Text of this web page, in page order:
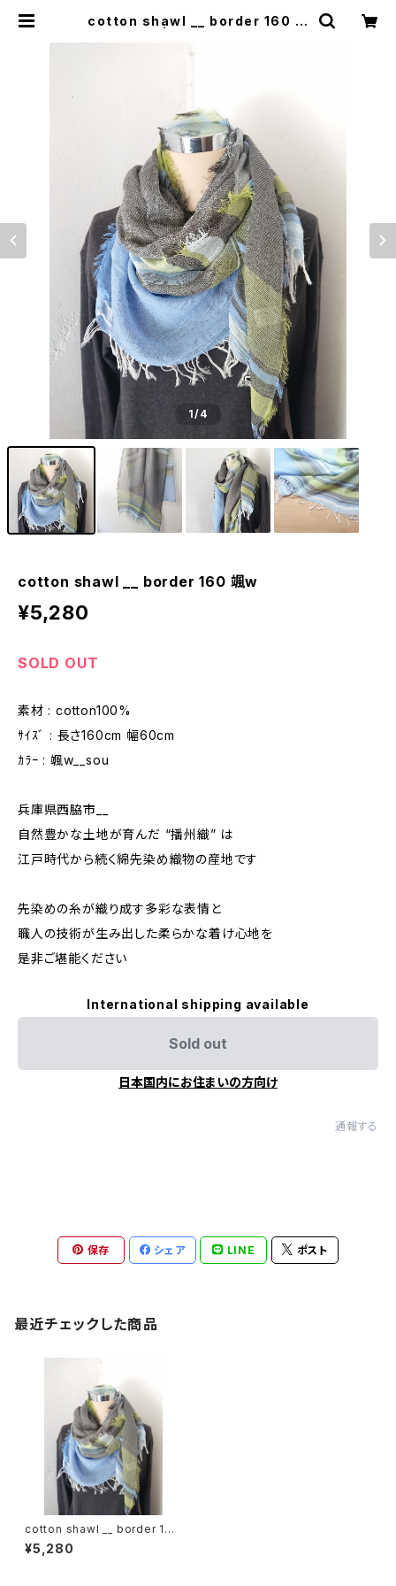
cotton shawl __ border 160 颯
1/4
cotton shawl __ border 160 颯w
¥5,280
SOLD OUT
素材 : cotton100%
ｻｲｽﾞ : 長さ160cm 幅60cm
ｶﾗｰ : 颯w__sou
兵庫県西脇市__
自然豊かな土地が育んだ “播州織” は
江戸時代から続く綿先染め織物の産地です
先染めの糸が織り成す多彩な表情と
職人の技術が生み出した柔らかな着け心地を
是非ご堪能ください
International shipping available
Sold out
日本国内にお住まいの方向け
通報する
保存 シェア LINE ポスト
最近チェックした商品
cotton shawl __ border 160
颯w
¥5,280